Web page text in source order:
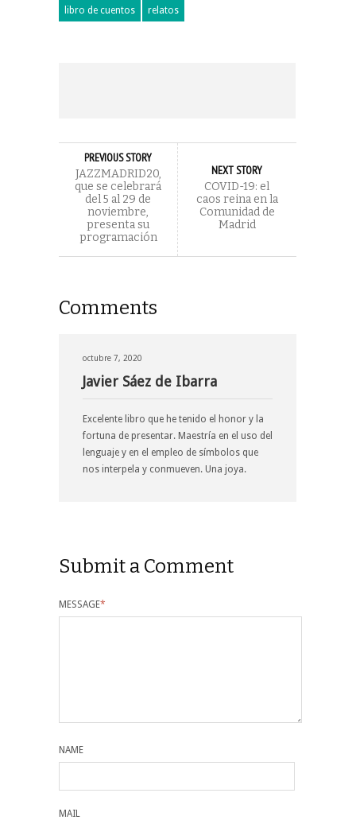
libro de cuentos relatos
PREVIOUS STORY
JAZZMADRID20,
que se celebrará
del 5 al 29 de
noviembre,
presenta su
programación
NEXT STORY
COVID-19: el
caos reina en la
Comunidad de
Madrid
Comments
octubre 7, 2020
Javier Sáez de Ibarra
Excelente libro que he tenido el honor y la
fortuna de presentar. Maestría en el uso del
lenguaje y en el empleo de símbolos que
nos interpela y conmueven. Una joya.
Submit a Comment
MESSAGE*
NAME
MAIL